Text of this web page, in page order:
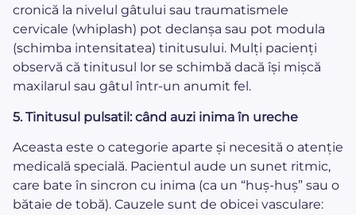
cronică la nivelul gâtului sau traumatismele
cervicale (whiplash) pot declanșa sau pot modula
(schimba intensitatea) tinitusului. Mulți pacienți
observă că tinitusul lor se schimbă dacă își mișcă
maxilarul sau gâtul într-un anumit fel.
5. Tinitusul pulsatil: când auzi inima în ureche
Aceasta este o categorie aparte și necesită o atenție
medicală specială. Pacientul aude un sunet ritmic,
care bate în sincron cu inima (ca un “huș-huș” sau o
bătaie de tobă). Cauzele sunt de obicei vasculare: